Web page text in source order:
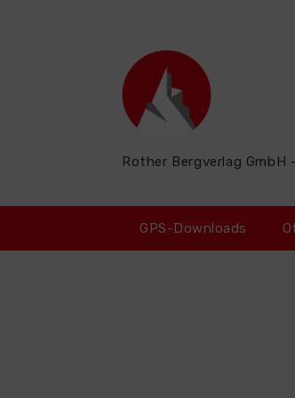
Rother Bergverlag GmbH
GPS-Downloads